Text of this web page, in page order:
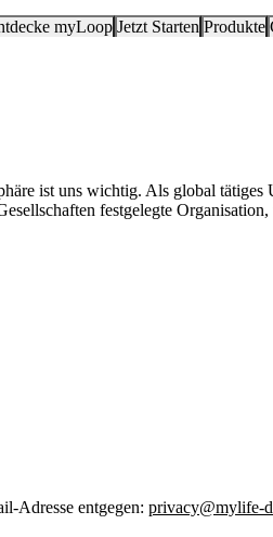
myLoop Jetzt Starten Produkte
ist uns wichtig. Als global
festgelegte
Adresse entgegen: privacy@mylife-